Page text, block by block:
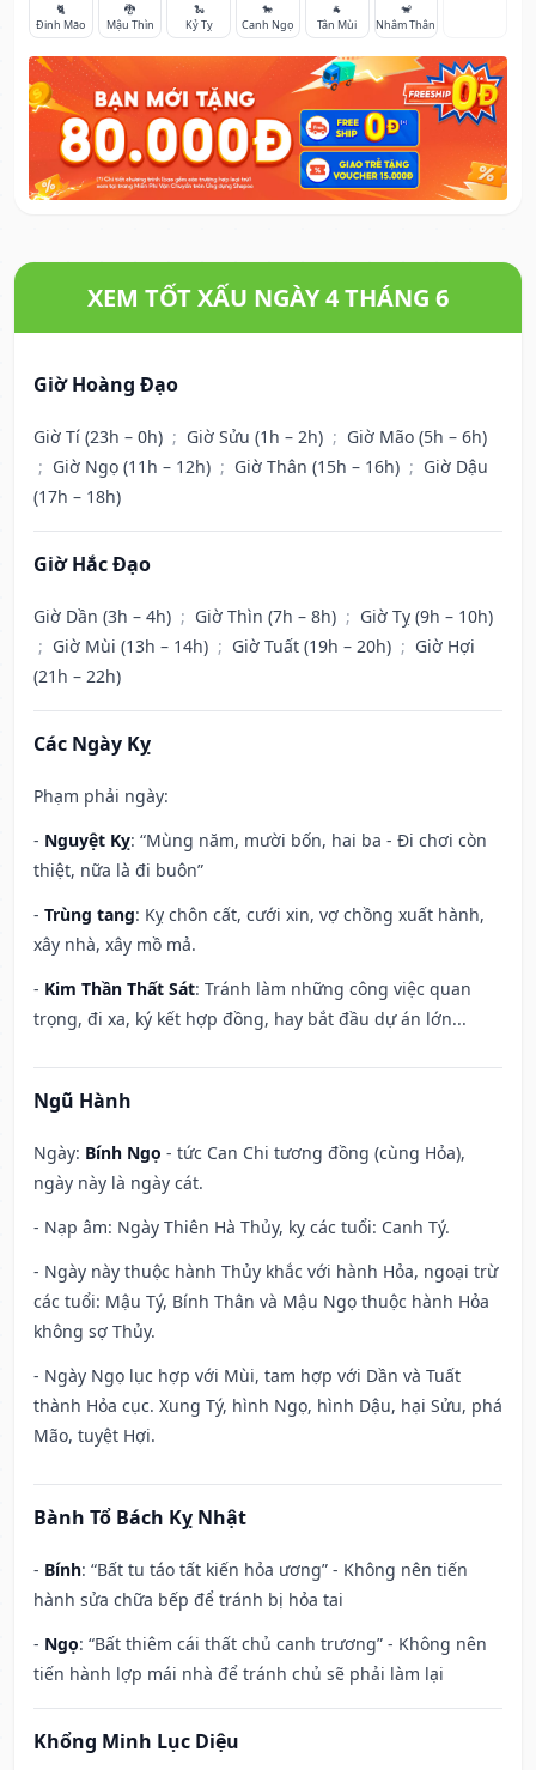
🐈
Đinh Mão
🐉
Mậu Thìn
🐍
Kỷ Tỵ
🐎
Canh Ngọ
🐐
Tân Mùi
🐒
Nhâm Thân
XEM TỐT XẤU NGÀY 4 THÁNG 6
Giờ Hoàng Đạo
Giờ Tí (23h – 0h) ; Giờ Sửu (1h – 2h) ; Giờ Mão (5h – 6h)
; Giờ Ngọ (11h – 12h) ; Giờ Thân (15h – 16h) ; Giờ Dậu
(17h – 18h)
Giờ Hắc Đạo
Giờ Dần (3h – 4h) ; Giờ Thìn (7h – 8h) ; Giờ Tỵ (9h – 10h)
; Giờ Mùi (13h – 14h) ; Giờ Tuất (19h – 20h) ; Giờ Hợi
(21h – 22h)
Các Ngày Kỵ
Phạm phải ngày:
- Nguyệt Kỵ: “Mùng năm, mười bốn, hai ba - Đi chơi còn
thiệt, nữa là đi buôn”
- Trùng tang: Kỵ chôn cất, cưới xin, vợ chồng xuất hành,
xây nhà, xây mồ mả.
- Kim Thần Thất Sát: Tránh làm những công việc quan
trọng, đi xa, ký kết hợp đồng, hay bắt đầu dự án lớn...
Ngũ Hành
Ngày: Bính Ngọ - tức Can Chi tương đồng (cùng Hỏa),
ngày này là ngày cát.
- Nạp âm: Ngày Thiên Hà Thủy, kỵ các tuổi: Canh Tý.
- Ngày này thuộc hành Thủy khắc với hành Hỏa, ngoại trừ
các tuổi: Mậu Tý, Bính Thân và Mậu Ngọ thuộc hành Hỏa
không sợ Thủy.
- Ngày Ngọ lục hợp với Mùi, tam hợp với Dần và Tuất
thành Hỏa cục. Xung Tý, hình Ngọ, hình Dậu, hại Sửu, phá
Mão, tuyệt Hợi.
Bành Tổ Bách Kỵ Nhật
- Bính: “Bất tu táo tất kiến hỏa ương” - Không nên tiến
hành sửa chữa bếp để tránh bị hỏa tai
- Ngọ: “Bất thiêm cái thất chủ canh trương” - Không nên
tiến hành lợp mái nhà để tránh chủ sẽ phải làm lại
Khổng Minh Lục Diệu